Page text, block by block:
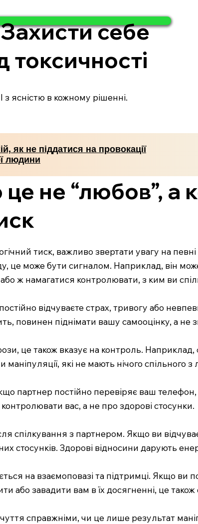
себе
токсичності
з ясністю в кожному рішенні.
як не піддатися на провокації
людини
не “любов”, а
тиск, важливо звертати увагу на
це може бути сигналом. Наприклад, він
ж намагатися контролювати, з ким ви
відчуваєте страх, тривогу або
повинен піднімати вашу самооцінку, а не
це також вказує на контроль.
які не мають нічого спільного з
партнер постійно перевіряє ваш телефон,
вас, а не про здорові стосунки.
спілкування з партнером. Якщо ви
Здорові відносини дарують
на взаємоповазі та підтримці. Якщо ви
або завадити вам в їх досягненні, це
справжніми, чи це лише результат